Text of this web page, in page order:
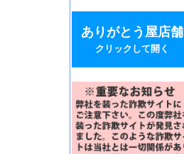
ありがとう屋店舗
クリックして開く